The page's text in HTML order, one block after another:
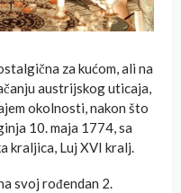
za kućom, ali na
austrijskog uticaja,
okolnosti, nakon što
10. maja 1774, sa
kraljica, Luj XVI kralj.
svoj rođendan 2.